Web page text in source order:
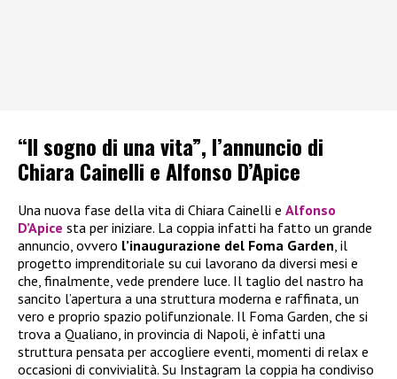
“Il sogno di una vita”, l’annuncio di
Chiara Cainelli e Alfonso D’Apice
Una nuova fase della vita di Chiara Cainelli e Alfonso
D’Apice sta per iniziare. La coppia infatti ha fatto un grande
annuncio, ovvero l’inaugurazione del Foma Garden, il
progetto imprenditoriale su cui lavorano da diversi mesi e
che, finalmente, vede prendere luce. Il taglio del nastro ha
sancito l’apertura a una struttura moderna e raffinata, un
vero e proprio spazio polifunzionale. Il Foma Garden, che si
trova a Qualiano, in provincia di Napoli, è infatti una
struttura pensata per accogliere eventi, momenti di relax e
occasioni di convivialità. Su Instagram la coppia ha condiviso